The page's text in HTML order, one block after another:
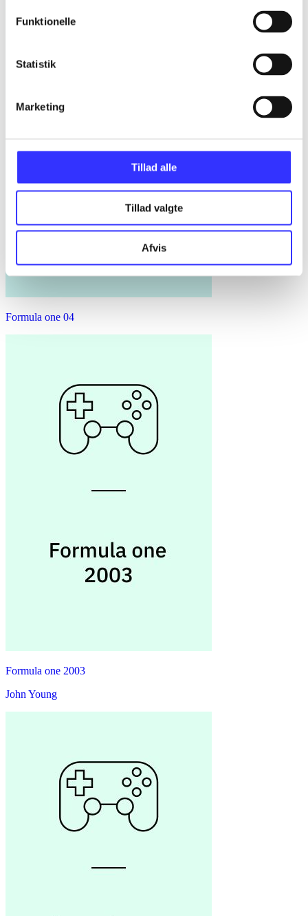
Funktionelle
Statistik
Marketing
Tillad alle
Tillad valgte
Afvis
Formula one 04
Formula one 2003
John Young